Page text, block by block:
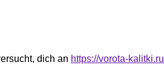
dich an https://vorota-